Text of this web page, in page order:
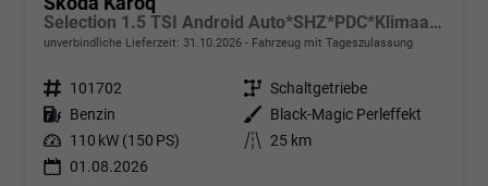
Selection 1.5 TSI Android Auto*SHZ*PDC*Klimaauto*SUNSET*LED
unverbindliche Lieferzeit: 31.10.2026 Fahrzeug mit Tageszulassung
Fahrzeugnr. 101702 Getriebe Schaltgetriebe
Kraftstoff Benzin Außenfarbe
Black-Magic Perleffekt
Leistung 110 kW (150 PS) Kilometerstand 25 km
01.08.2026